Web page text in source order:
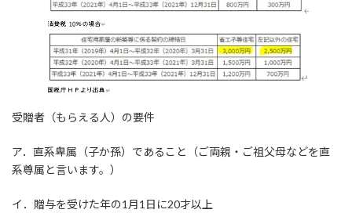
受贈者（もらえる人）の要件
ア．直系卑属（子か孫）であること（ご両親・ご祖父母などを直
系尊属と言います。）
イ．贈与を受けた年の1月1日に20才以上